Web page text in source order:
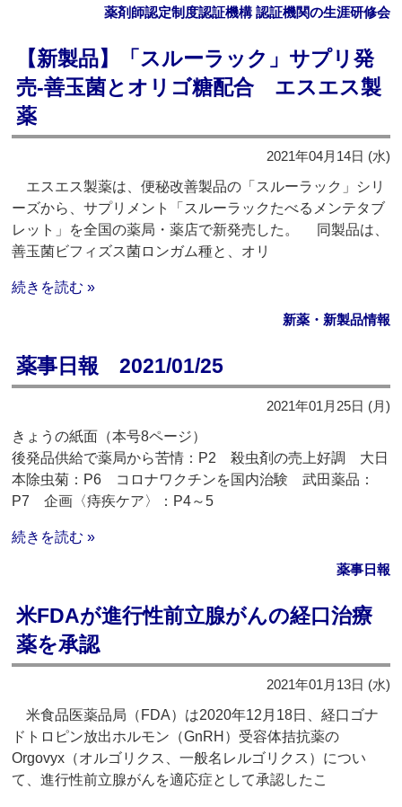
薬剤師認定制度認証機構 認証機関の生涯研修会
【新製品】「スルーラック」サプリ発
売‐善玉菌とオリゴ糖配合 エスエス製
薬
2021年04月14日 (水)
エスエス製薬は、便秘改善製品の「スルーラック」シリ
ーズから、サプリメント「スルーラックたべるメンテタブ
レット」を全国の薬局・薬店で新発売した。 同製品は、
善玉菌ビフィズス菌ロンガム種と、オリ
続きを読む »
新薬・新製品情報
薬事日報 2021/01/25
2021年01月25日 (月)
きょうの紙面（本号8ページ）
後発品供給で薬局から苦情：P2 殺虫剤の売上好調 大日
本除虫菊：P6 コロナワクチンを国内治験 武田薬品：
P7 企画〈痔疾ケア〉：P4～5
続きを読む »
薬事日報
米FDAが進行性前立腺がんの経口治療
薬を承認
2021年01月13日 (水)
米食品医薬品局（FDA）は2020年12月18日、経口ゴナ
ドトロピン放出ホルモン（GnRH）受容体拮抗薬の
Orgovyx（オルゴリクス、一般名レルゴリクス）につい
て、進行性前立腺がんを適応症として承認したこ